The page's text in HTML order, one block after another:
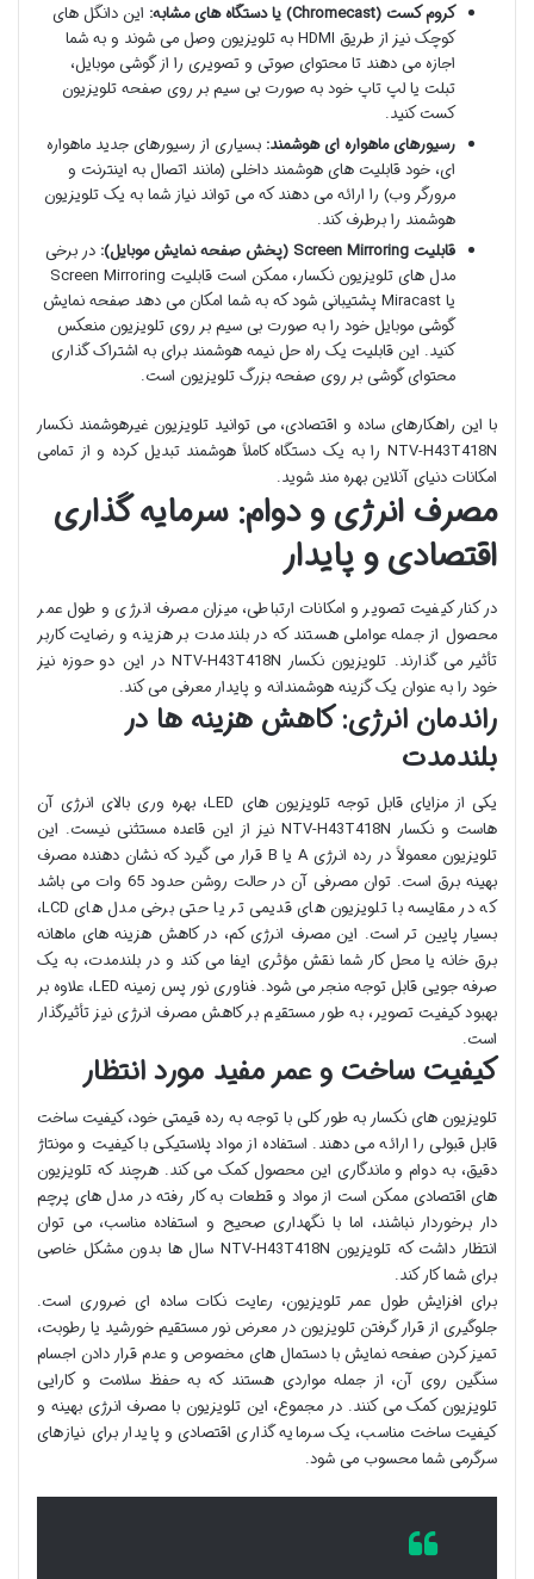
کروم کست (Chromecast) یا دستگاه های مشابه:
این دانگل های
کوچک نیز از طریق HDMI به تلویزیون وصل می شوند و به شما
اجازه می دهند تا محتوای صوتی و تصویری را از گوشی موبایل،
تبلت یا لپ تاپ خود به صورت بی سیم بر روی صفحه تلویزیون
کست کنید.
رسیورهای ماهواره ای هوشمند: بسیاری از رسیورهای جدید ماهواره
ای، خود قابلیت های هوشمند داخلی (مانند اتصال به اینترنت و
مرورگر وب) را ارائه می دهند که می تواند نیاز شما به یک تلویزیون
هوشمند را برطرف کند.
قابلیت Screen Mirroring (پخش صفحه نمایش موبایل):
در برخی
مدل های تلویزیون نکسار، ممکن است قابلیت Screen Mirroring
یا Miracast پشتیبانی شود که به شما امکان می دهد صفحه نمایش
گوشی موبایل خود را به صورت بی سیم بر روی تلویزیون منعکس
کنید. این قابلیت یک راه حل نیمه هوشمند برای به اشتراک گذاری
محتوای گوشی بر روی صفحه بزرگ تلویزیون است.
با این راهکارهای ساده و اقتصادی، می توانید تلویزیون غیرهوشمند نکسار
NTV-H43T418N را به یک دستگاه کاملاً هوشمند تبدیل کرده و از تمامی
امکانات دنیای آنلاین بهره مند شوید.
مصرف انرژی و دوام: سرمایه گذاری
اقتصادی و پایدار
در کنار کیفیت تصویر و امکانات ارتباطی، میزان مصرف انرژی و طول عمر
محصول از جمله عواملی هستند که در بلندمدت بر هزینه و رضایت کاربر
تأثیر می گذارند. تلویزیون نکسار NTV-H43T418N در این دو حوزه نیز
خود را به عنوان یک گزینه هوشمندانه و پایدار معرفی می کند.
راندمان انرژی: کاهش هزینه ها در
بلندمدت
یکی از مزایای قابل توجه تلویزیون های LED، بهره وری بالای انرژی آن
هاست و نکسار NTV-H43T418N نیز از این قاعده مستثنی نیست. این
تلویزیون معمولاً در رده انرژی A یا B قرار می گیرد که نشان دهنده مصرف
بهینه برق است. توان مصرفی آن در حالت روشن حدود 65 وات می باشد
که در مقایسه با تلویزیون های قدیمی تر یا حتی برخی مدل های LCD،
بسیار پایین تر است. این مصرف انرژی کم، در کاهش هزینه های ماهانه
برق خانه یا محل کار شما نقش مؤثری ایفا می کند و در بلندمدت، به یک
صرفه جویی قابل توجه منجر می شود. فناوری نور پس زمینه LED، علاوه بر
بهبود کیفیت تصویر، به طور مستقیم بر کاهش مصرف انرژی نیز تأثیرگذار
است.
کیفیت ساخت و عمر مفید مورد انتظار
تلویزیون های نکسار به طور کلی با توجه به رده قیمتی خود، کیفیت ساخت
قابل قبولی را ارائه می دهند. استفاده از مواد پلاستیکی با کیفیت و مونتاژ
دقیق، به دوام و ماندگاری این محصول کمک می کند. هرچند که تلویزیون
های اقتصادی ممکن است از مواد و قطعات به کار رفته در مدل های پرچم
دار برخوردار نباشند، اما با نگهداری صحیح و استفاده مناسب، می توان
انتظار داشت که تلویزیون NTV-H43T418N سال ها بدون مشکل خاصی
برای شما کار کند.
برای افزایش طول عمر تلویزیون، رعایت نکات ساده ای ضروری است.
جلوگیری از قرار گرفتن تلویزیون در معرض نور مستقیم خورشید یا رطوبت،
تمیز کردن صفحه نمایش با دستمال های مخصوص و عدم قرار دادن اجسام
سنگین روی آن، از جمله مواردی هستند که به حفظ سلامت و کارایی
تلویزیون کمک می کنند. در مجموع، این تلویزیون با مصرف انرژی بهینه و
کیفیت ساخت مناسب، یک سرمایه گذاری اقتصادی و پایدار برای نیازهای
سرگرمی شما محسوب می شود.